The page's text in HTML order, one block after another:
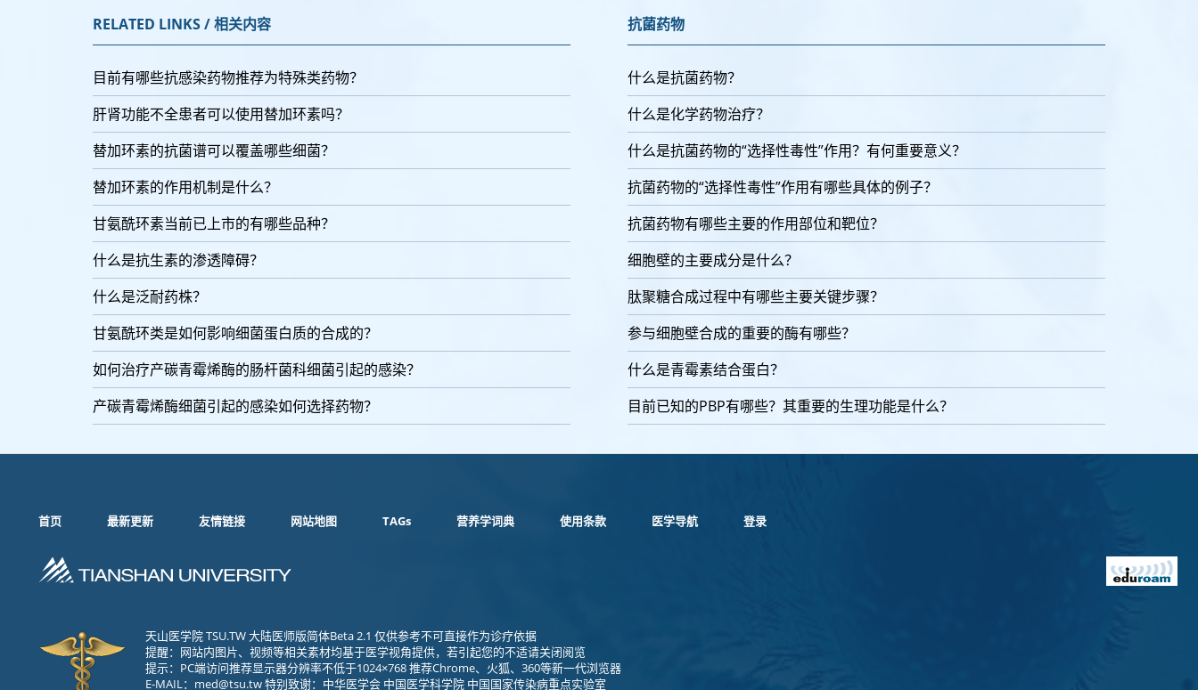
RELATED LINKS / 相关内容
目前有哪些抗感染药物推荐为特殊类药物？
肝肾功能不全患者可以使用替加环素吗？
替加环素的抗菌谱可以覆盖哪些细菌？
替加环素的作用机制是什么？
甘氨酰环素当前已上市的有哪些品种？
什么是抗生素的渗透障碍？
什么是泛耐药株？
甘氨酰环类是如何影响细菌蛋白质的合成的？
如何治疗产碳青霉烯酶的肠杆菌科细菌引起的感染？
产碳青霉烯酶细菌引起的感染如何选择药物？
抗菌药物
什么是抗菌药物？
什么是化学药物治疗？
什么是抗菌药物的“选择性毒性”作用？有何重要意义？
抗菌药物的“选择性毒性”作用有哪些具体的例子？
抗菌药物有哪些主要的作用部位和靶位？
细胞壁的主要成分是什么？
肽聚糖合成过程中有哪些主要关键步骤？
参与细胞壁合成的重要的酶有哪些？
什么是青霉素结合蛋白？
目前已知的PBP有哪些？其重要的生理功能是什么？
首页 最新更新 友情链接 网站地图 TAGs 营养学词典 使用条款 医学导航 登录
天山医学院 TSU.TW 大陆医师版简体Beta 2.1 仅供参考不可直接作为诊疗依据
提醒：网站内图片、视频等相关素材均基于医学视角提供，若引起您的不适请关闭阅览
提示：PC端访问推荐显示器分辨率不低于1024×768 推荐Chrome、火狐、360等新一代浏览器
E-MAIL： med@tsu.tw特别致谢：中华医学会 中国医学科学院 中国国家传染病重点实验室